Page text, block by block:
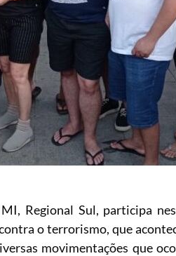
Regional Sul, participa
o terrorismo, que
movimentações que